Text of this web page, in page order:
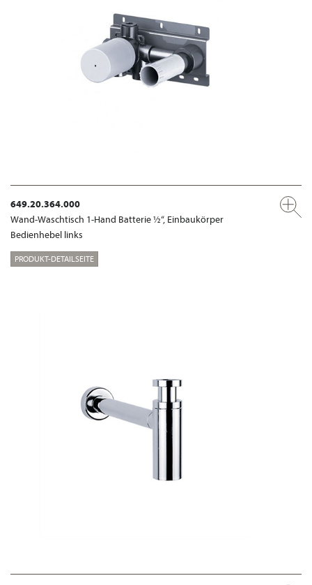
649.20.364.000
Wand-Waschtisch 1-Hand Batterie ½“, Einbaukörper
Bedienhebel links
PRODUKT-DETAILSEITE